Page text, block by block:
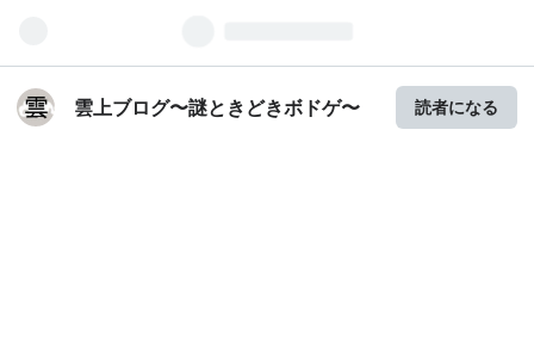
雲上ブログ〜謎ときどきボドゲ〜 読者になる